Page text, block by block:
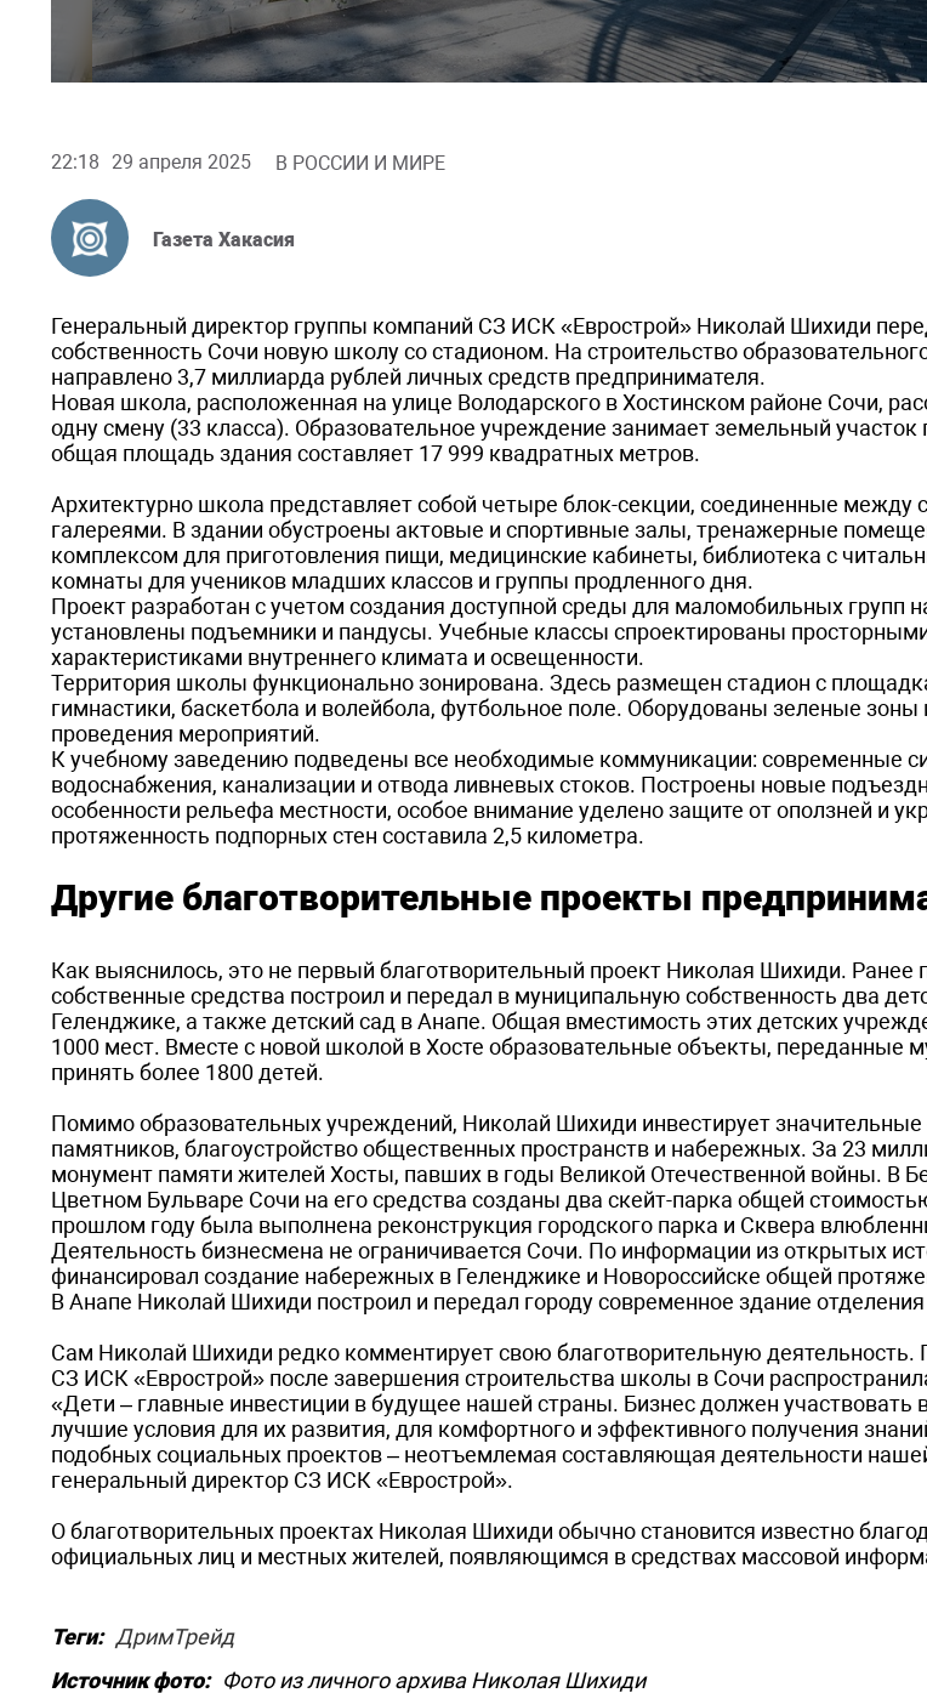
22:18 29 апреля 2025 В РОССИИ И МИРЕ
Газета Хакасия
Генеральный директор группы компаний СЗ ИСК «Еврострой» Николай Шихиди
собственность Сочи новую школу со стадионом. На строительство
направлено 3,7 миллиарда рублей личных средств предпринимателя.
Новая школа, расположенная на улице Володарского в Хостинском районе Сочи,
одну смену (33 класса). Образовательное учреждение занимает земельный
общая площадь здания составляет 17 999 квадратных метров.
Архитектурно школа представляет собой четыре блок-секции, соединенные между
галереями. В здании обустроены актовые и спортивные залы, тренажерные
комплексом для приготовления пищи, медицинские кабинеты, библиотека с
комнаты для учеников младших классов и группы продленного дня.
Проект разработан с учетом создания доступной среды для маломобильных групп
установлены подъемники и пандусы. Учебные классы спроектированы
характеристиками внутреннего климата и освещенности.
Территория школы функционально зонирована. Здесь размещен стадион с
гимнастики, баскетбола и волейбола, футбольное поле. Оборудованы зеленые
проведения мероприятий.
К учебному заведению подведены все необходимые коммуникации: современные
водоснабжения, канализации и отвода ливневых стоков. Построены новые
особенности рельефа местности, особое внимание уделено защите от оползней и
протяженность подпорных стен составила 2,5 километра.
Другие благотворительные проекты
Как выяснилось, это не первый благотворительный проект Николая Шихиди. Ранее
собственные средства построил и передал в муниципальную собственность два
Геленджике, а также детский сад в Анапе. Общая вместимость этих детских
1000 мест. Вместе с новой школой в Хосте образовательные объекты, переданные
принять более 1800 детей.
Помимо образовательных учреждений, Николай Шихиди инвестирует
памятников, благоустройство общественных пространств и набережных. За 23
монумент памяти жителей Хосты, павших в годы Великой Отечественной войны. В
Цветном Бульваре Сочи на его средства созданы два скейт-парка общей
прошлом году была выполнена реконструкция городского парка и Сквера
Деятельность бизнесмена не ограничивается Сочи. По информации из открытых
финансировал создание набережных в Геленджике и Новороссийске общей
В Анапе Николай Шихиди построил и передал городу современное здание
Сам Николай Шихиди редко комментирует свою благотворительную деятельность.
СЗ ИСК «Еврострой» после завершения строительства школы в Сочи
«Дети – главные инвестиции в будущее нашей страны. Бизнес должен участвовать
лучшие условия для их развития, для комфортного и эффективного получения
подобных социальных проектов – неотъемлемая составляющая деятельности
генеральный директор СЗ ИСК «Еврострой».
О благотворительных проектах Николая Шихиди обычно становится известно
официальных лиц и местных жителей, появляющимся в средствах массовой
Теги: ДримТрейд
Источник фото: Фото из личного архива Николая Шихиди